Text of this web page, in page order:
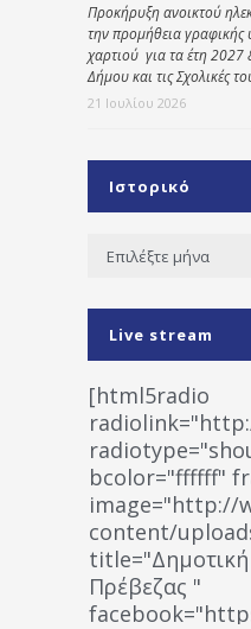
Προκήρυξη ανοικτού
την προμήθεια γραφικής
χαρτιού για τα έτη 2027
Δήμου και τις Σχολικές
21 Ιουλίου 2026
Ιστορικό
Ιστορικό
Live stream
[html5radio
bcolor="ffffff"
image="http://
content/
Πρέβεζας "